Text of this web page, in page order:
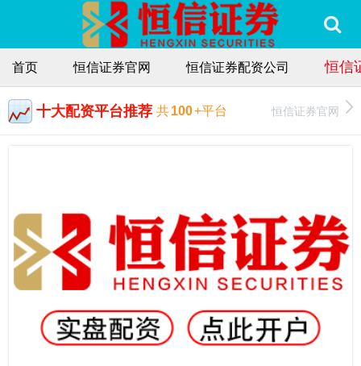
首页 恒信证券官网 恒信证券配资公司 恒信
十大配资平台推荐 共100+平台 恒信证券官网